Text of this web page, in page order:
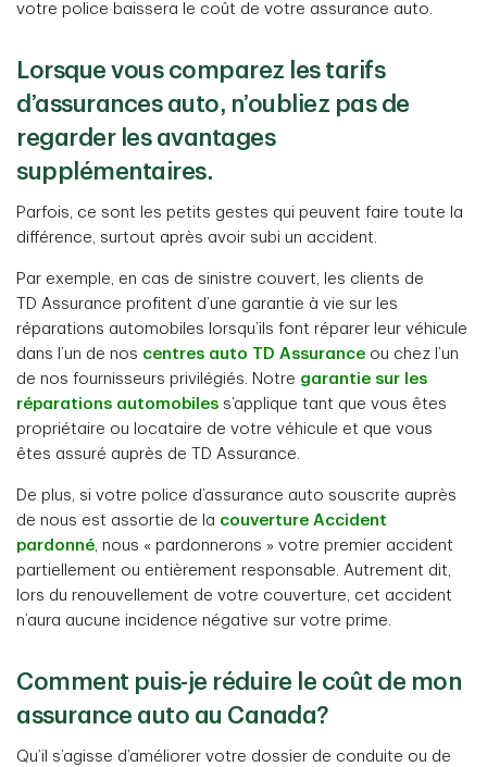
votre police baissera le coût de votre assurance auto.
Lorsque vous comparez les tarifs
d’assurances auto, n’oubliez pas de
regarder les avantages
supplémentaires.
Parfois, ce sont les petits gestes qui peuvent faire toute la
différence, surtout après avoir subi un accident.
Par exemple, en cas de sinistre couvert, les clients de
TD Assurance profitent d’une garantie à vie sur les
réparations automobiles lorsqu’ils font réparer leur véhicule
dans l’un de nos centres auto TD Assurance ou chez l’un
de nos fournisseurs privilégiés. Notre garantie sur les
réparations automobiles s’applique tant que vous êtes
propriétaire ou locataire de votre véhicule et que vous
êtes assuré auprès de TD Assurance.
De plus, si votre police d’assurance auto souscrite auprès
de nous est assortie de la couverture Accident
pardonné, nous « pardonnerons » votre premier accident
partiellement ou entièrement responsable. Autrement dit,
lors du renouvellement de votre couverture, cet accident
n’aura aucune incidence négative sur votre prime.
Comment puis-je réduire le coût de mon
assurance auto au Canada?
Qu’il s’agisse d’améliorer votre dossier de conduite ou de